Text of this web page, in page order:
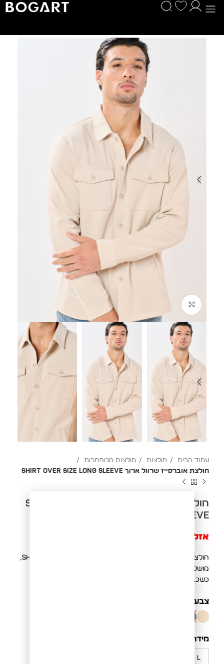
לחץ להגדלה
עמוד הבית חולצות
חולצות מכופתרות
חולצת אוברסייז שרוול ארוך SHIRT Over Size long sleeve
חולצת אוברסייז שרוול ארוך SHIRT Over
Size long sleeve
אזל מהמלאי
חולצת אוברסייז שרוול ארוך SHIRT Over Size long sleeve,
מושלמת לחורף, כחולצה מכופתרת שעומדת בפני עצמה, או
כשכבה עליונה משלימה עם חולצת טישרט
צבע
מידה